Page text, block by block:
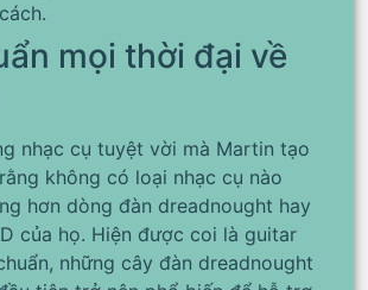
mọi thời đại về
nhạc cụ tuyệt vời mà Martin tạo
không có loại nhạc cụ nào
hơn dòng đàn dreadnought hay
của họ. Hiện được coi là guitar
những cây đàn dreadnought